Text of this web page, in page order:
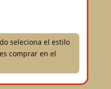
seleciona el estilo
comprar en el